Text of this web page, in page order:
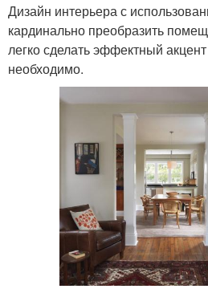
Дизайн интерьера с
кардинально преобразить
легко сделать эффектный
необходимо.